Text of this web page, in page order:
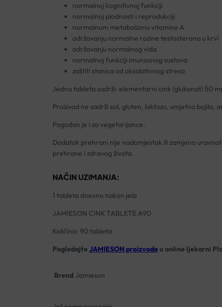
normalnoj kognitivnoj funkciji
normalnoj plodnosti i reprodukciji
normalnom metabolizmu vitamina A
održavanju normalne razine testosterona u krvi
održavanju normalnog vida
normalnoj funkciji imunosnog sustava
zaštiti stanica od oksidativnog stresa
Jedna tableta sadrži: elementarni cink (glukonat) 50
Proizvod ne sadrži sol, gluten, laktozu, umjetna bojila,
Pogodan je i za vegetarijance.
Dodatak prehrani nije nadomjestak ili zamjena
prehrane i zdravog života.
NAČIN UZIMANJA:
1 tableta dnevno nakon jela
JAMIESON CINK TABLETE A90
Količina: 90 tableta
Pogledajte JAMIESON proizvodeu online ljekarni
Brend Jamieson